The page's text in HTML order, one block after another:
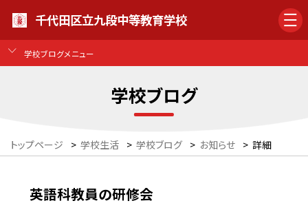
千代田区立九段中等教育学校
学校ブログメニュー
学校ブログ
トップページ > 学校生活 > 学校ブログ > お知らせ > 詳細
英語科教員の研修会